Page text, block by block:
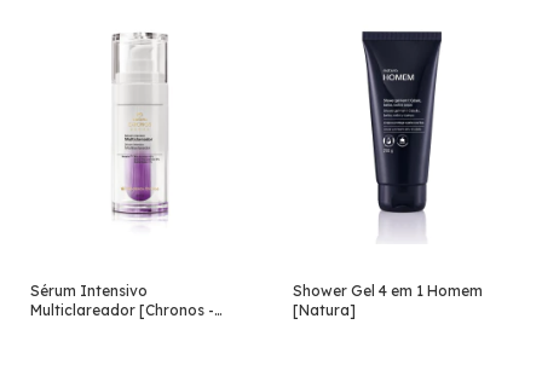
Sérum Intensivo
Multiclareador [Chronos -
Shower Gel 4 em 1 Homem
[Natura]